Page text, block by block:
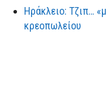
Ηράκλειο: Τζιπ…
κρεοπωλείου